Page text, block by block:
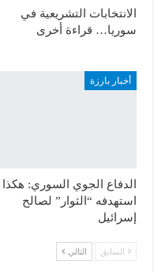
الانتخابات التشريعية في
سوريا… قراءة أخرى
أخبار بارزة
الدفاع الجوي السوري: هكذا
استهدفه “الثوار” لصالح
إسرائيل
السابق التالي